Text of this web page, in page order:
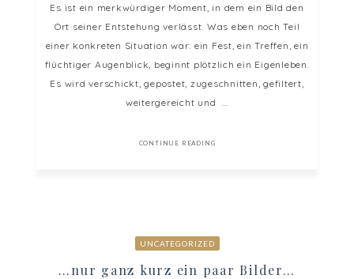
Es ist ein merkwürdiger Moment, in dem ein Bild den
Ort seiner Entstehung verlässt. Was eben noch Teil
einer konkreten Situation war: ein Fest, ein Treffen, ein
flüchtiger Augenblick, beginnt plötzlich ein Eigenleben.
Es wird verschickt, gepostet, zugeschnitten, gefiltert,
weitergereicht und ...
CONTINUE READING
UNCATEGORIZED
…nur ganz kurz ein paar Bilder…